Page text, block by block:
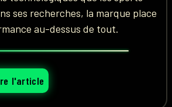
ses recherches, la marque place
au-dessus de tout.
l'article